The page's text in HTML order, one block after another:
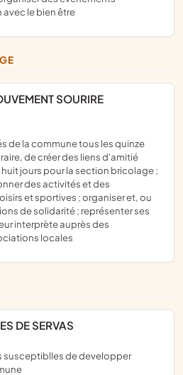
avec le bien être
de créer des liens d'amitié
jours pour la section bricolage ;
des activités et des
et sportives ; organiser et, ou
de solidarité ; représenter ses
interprète auprès des
locales
DE SERVAS